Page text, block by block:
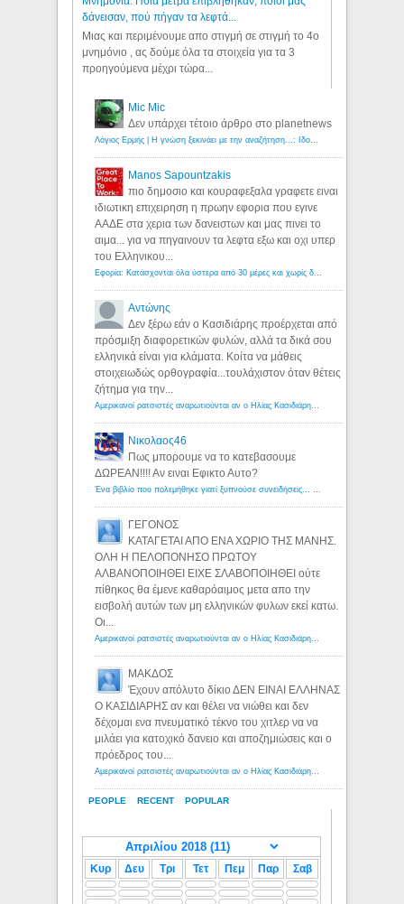
δάνεισαν, πού πήγαν τα λεφτά...
Μιας και περιμένουμε απο στιγμή σε στιγμή το 4ο
μνημόνιο , ας δούμε όλα τα στοιχεία για τα 3
προηγούμενα μέχρι τώρα...
PEOPLE RECENT POPULAR
Mic Mic
Δεν υπάρχει τέτοιο άρθρο στο planetnews
Λόγιος Ερμής | Η γνώση ξεκινάει με την αναζήτηση...: Ιδού οι 18 που χρωστούν 11 δις ευρώ!
Manos Sapountzakis
πιο δημοσιο και κουραφεξαλα γραφετε ειναι
ιδιωτικη επιχειρηση η πρωην εφορια που εγινε
ΑΑΔΕ στα χερια των δανειστων και μας πινει το
αιμα... για να πηγαινουν τα λεφτα εξω και οχι υπερ
του Ελληνικου...
Εφορία: Κατάσχονται όλα ύστερα από 30 μέρες και χωρίς δικαστικές αποφάσεις - Λόγιος Ερμής
Αντώνης
Δεν ξέρω εάν ο Κασιδιάρης προέρχεται από
πρόσμιξη διαφορετικών φυλών, αλλά τα δικά σου
ελληνικά είναι για κλάματα. Κοίτα να μάθεις
στοιχειωδώς ορθογραφία...τουλάχιστον όταν θέτεις
ζήτημα για την...
Αμερικανοί ρατσιστές αναρωτιούνται αν ο Ηλίας Κασιδιάρης ανήκει στη λευκή φυλή... - Λόγιος Ερμής
Νικολαος46
Πως μπορουμε να το κατεβασουμε
ΔΩΡΕΑΝ!!!! Αν ειναι Εφικτο Αυτο?
Ένα βιβλίο που πολεμήθηκε γιατί ξυπνούσε συνειδήσεις... - Λόγιος Ερμής | Η γνώση ξεκινάει με την αναζήτηση...
ΓΕΓΟΝΟΣ
ΚΑΤΑΓΕΤΑΙ ΑΠΟ ΕΝΑ ΧΩΡΙΟ ΤΗΣ ΜΑΝΗΣ.
ΟΛΗ Η ΠΕΛΟΠΟΝΗΣΟ ΠΡΩΤΟΥ
ΑΛΒΑΝΟΠΟΙΗΘΕΙ ΕΙΧΕ ΣΛΑΒΟΠΟΙΗΘΕΙ ούτε
πίθηκος θα έμενε καθαρόαιμος μετα απο την
εισβολή αυτών των μη ελληνικών φυλων εκεί κατω.
Οι...
Αμερικανοί ρατσιστές αναρωτιούνται αν ο Ηλίας Κασιδιάρης ανήκει στη λευκή φυλή... - Λόγιος Ερμής
ΜΑΚΔΟΣ
Έχουν απόλυτο δίκιο ΔΕΝ ΕΙΝΑΙ ΕΛΛΗΝΑΣ
Ο ΚΑΣΙΔΙΑΡΗΣ αν και θέλει να νιώθει και δεν
δέχομαι ενα πνευματικό τέκνο του χιτλερ να να
μιλάει για κατοχικό δανειο και αποζημιώσεις και ο
πρόεδρος του...
Αμερικανοί ρατσιστές αναρωτιούνται αν ο Ηλίας Κασιδιάρης ανήκει στη λευκή φυλή... - Λόγιος Ερμής
Κυρ Δευ Τρι Τετ Πεμ Παρ Σαβ